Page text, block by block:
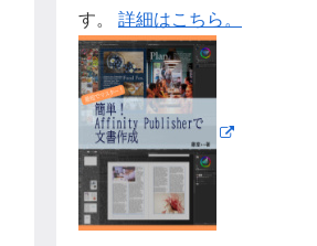
す。 詳細はこちら。